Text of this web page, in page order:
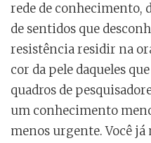
rede de conhecimento,
de sentidos que
resistência residir na
cor da pele daqueles
quadros de
um conhecimento
menos urgente. Você já